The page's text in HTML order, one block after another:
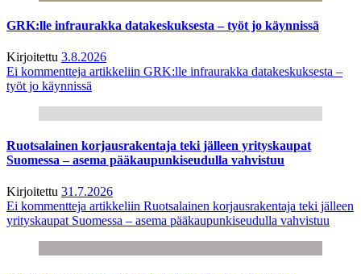
GRK:lle infraurakka datakeskuksesta – työt jo käynnissä
Kirjoitettu 3.8.2026
Ei kommentteja artikkeliin GRK:lle infraurakka datakeskuksesta –
työt jo käynnissä
Ruotsalainen korjausrakentaja teki jälleen yrityskaupat
Suomessa – asema pääkaupunkiseudulla vahvistuu
Kirjoitettu 31.7.2026
Ei kommentteja artikkeliin Ruotsalainen korjausrakentaja teki jälleen
yrityskaupat Suomessa – asema pääkaupunkiseudulla vahvistuu